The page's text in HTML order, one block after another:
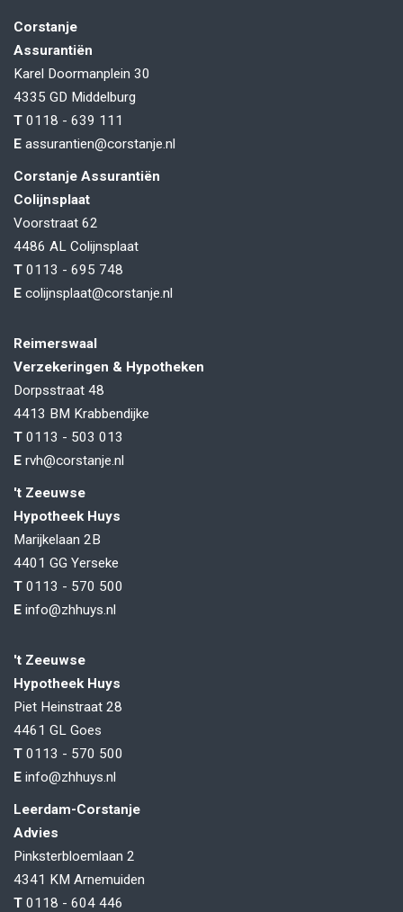
Corstanje
Assurantiën
Karel Doormanplein 30
4335 GD Middelburg
T 0118 - 639 111
E assurantien@corstanje.nl
Corstanje Assurantiën
Colijnsplaat
Voorstraat 62
4486 AL Colijnsplaat
T 0113 - 695 748
E colijnsplaat@corstanje.nl
Reimerswaal
Verzekeringen & Hypotheken
Dorpsstraat 48
4413 BM Krabbendijke
T 0113 - 503 013
E rvh@corstanje.nl
't Zeeuwse
Hypotheek Huys
Marijkelaan 2B
4401 GG Yerseke
T 0113 - 570 500
E info@zhhuys.nl
't Zeeuwse
Hypotheek Huys
Piet Heinstraat 28
4461 GL Goes
T 0113 - 570 500
E info@zhhuys.nl
Leerdam-Corstanje
Advies
Pinksterbloemlaan 2
4341 KM Arnemuiden
T 0118 - 604 446